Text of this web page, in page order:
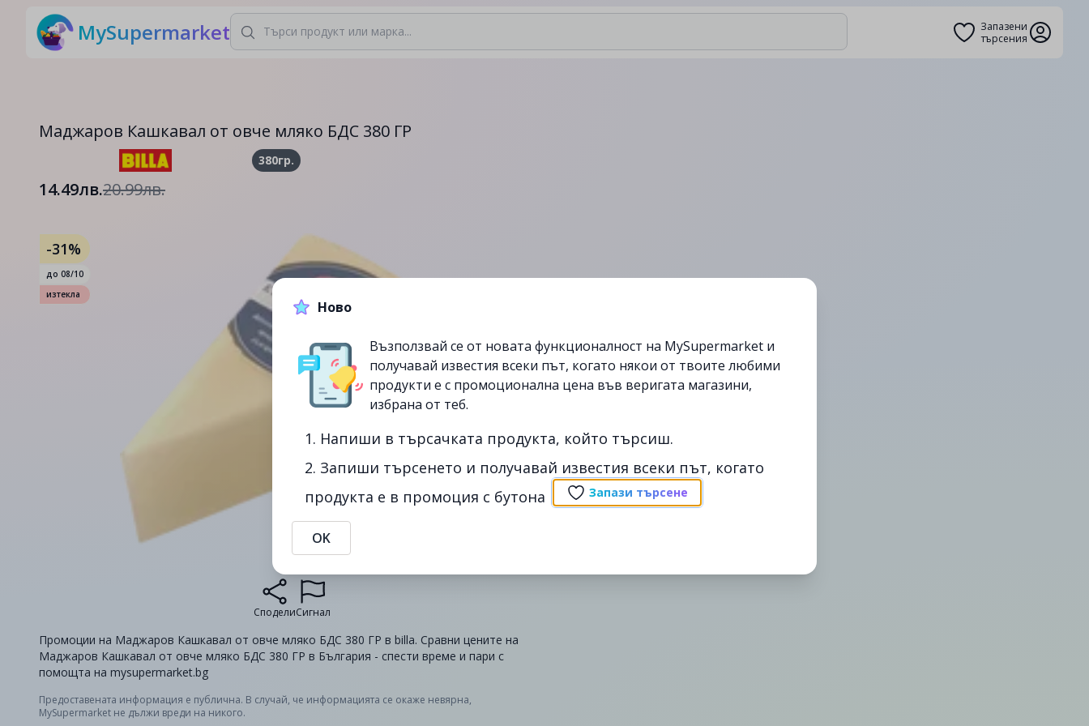
MySupermarket
Запазени
търсения
Маджаров Кашкавал от овче мляко БДС 380 ГР
380гр.
14.49лв.20.99лв.
-31%
до 08/10
изтекла
СподелиСигнал
Промоции на Маджаров Кашкавал от овче мляко БДС 380 ГР в billa. Сравни цените на
Маджаров Кашкавал от овче мляко БДС 380 ГР в България - спести време и пари с
помощта на mysupermarket.bg
Предоставената информация е публична. В случай, че информацията се окаже невярна,
MySupermarket не дължи вреди на никого.
Ново
Възползвай се от новата функционалност на MySupermarket и
получавай известия всеки път, когато някои от твоите любими
продукти е с промоционална цена във веригата магазини,
избрана от теб.
1. Напиши в търсачката продукта, който търсиш.
2. Запиши търсенето и получавай известия всеки път, когато
продукта е в промоция с бутона
Запази търсене
OK